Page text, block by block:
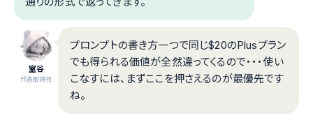
室谷
代表取締役
プロンプトの書き方一つで同じ$20のPlusプラン
でも得られる価値が全然違ってくるので・・・使い
こなすには、まずここを押さえるのが最優先です
ね。